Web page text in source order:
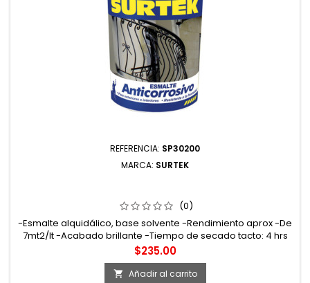
REFERENCIA: SP30200
MARCA: SURTEK
(0)
-Esmalte alquidálico, base solvente -Rendimiento aprox -De
7mt2/lt -Acabado brillante -Tiempo de secado tacto: 4 hrs
curado: 7 días
Precio
$235.00
 Añadir al carrito